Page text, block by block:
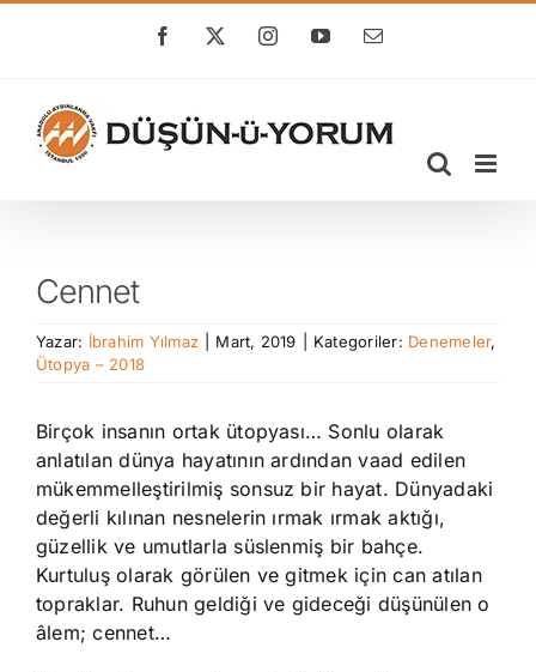
Facebook
X InstagramYouTube
E-
Cennet
Yazar: İbrahim Yılmaz Mart, 2019 Kategoriler: Denemeler,
Ütopya – 2018
Birçok insanın ortak ütopyası… Sonlu olarak
anlatılan dünya hayatının ardından vaad edilen
mükemmelleştirilmiş sonsuz bir hayat. Dünyadaki
değerli kılınan nesnelerin ırmak ırmak aktığı,
güzellik ve umutlarla süslenmiş bir bahçe.
Kurtuluş olarak görülen ve gitmek için can atılan
topraklar. Ruhun geldiği ve gideceği düşünülen o
âlem; cennet…